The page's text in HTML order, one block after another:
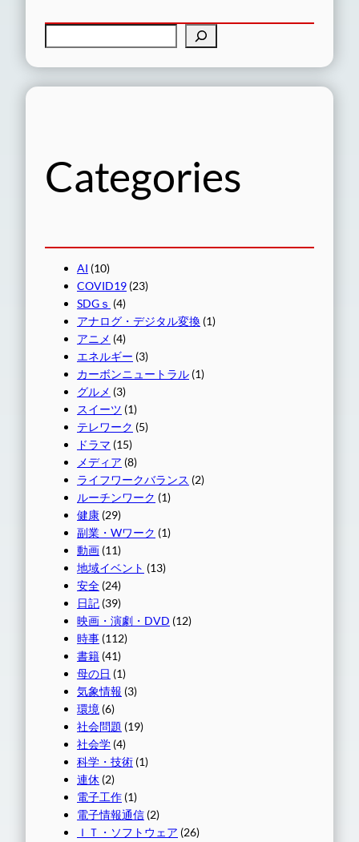
索
Categories
AI (10)
COVID19 (23)
SDGｓ (4)
アナログ・デジタル変換 (1)
アニメ (4)
エネルギー (3)
カーボンニュートラル (1)
グルメ (3)
スイーツ (1)
テレワーク (5)
ドラマ (15)
メディア (8)
ライフワークバランス (2)
ルーチンワーク (1)
健康 (29)
副業・Wワーク (1)
動画 (11)
地域イベント (13)
安全 (24)
日記 (39)
映画・演劇・DVD (12)
時事 (112)
書籍 (41)
母の日 (1)
気象情報 (3)
環境 (6)
社会問題 (19)
社会学 (4)
科学・技術 (1)
連休 (2)
電子工作 (1)
電子情報通信 (2)
ＩＴ・ソフトウェア (26)